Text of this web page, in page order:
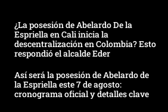
¿La posesión de Abelardo De la
Espriella en Cali inicia la
descentralización en Colombia? Esto
respondió el alcalde Eder
Así será la posesión de Abelardo de
la Espriella este 7 de agosto:
cronograma oficial y detalles clave